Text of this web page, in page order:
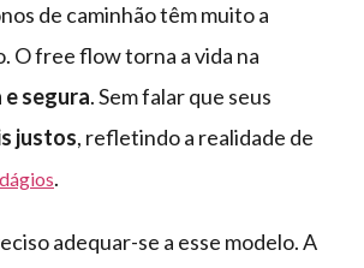
de caminhão têm muito a
O free flow torna a vida na
segura. Sem falar que seus
justos, refletindo a realidade de
.
adequar-se a esse modelo. A